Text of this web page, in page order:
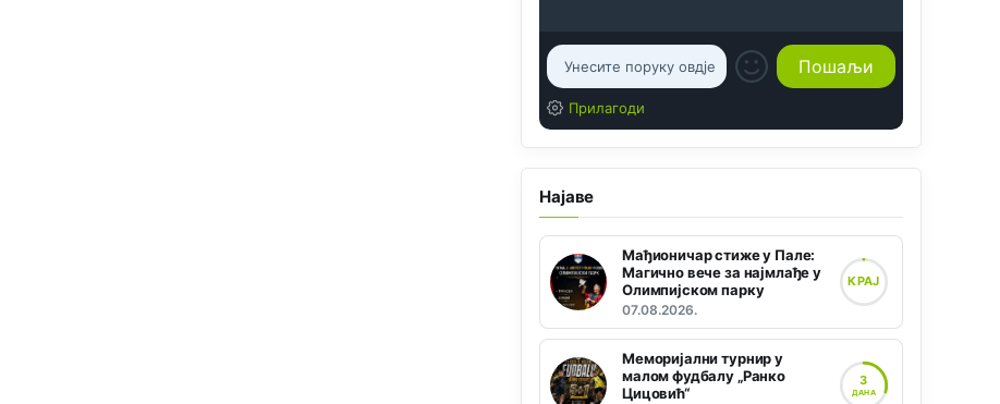
Прилагоди
Најаве
Мађионичар стиже у Пале:
Магично вече за најмлађе у
Олимпијском парку
07.08.2026.
КРАЈ
Меморијални турнир у
малом фудбалу „Ранко
Цицовић“
3
ДАНА